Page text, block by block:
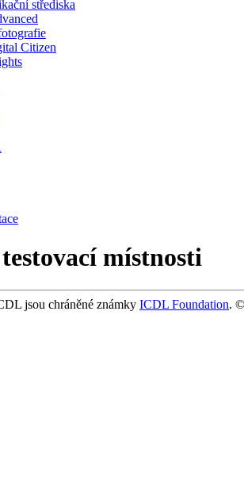
střediska
Citizen
místnosti
jsou chráněné známky ICDL Foundation.